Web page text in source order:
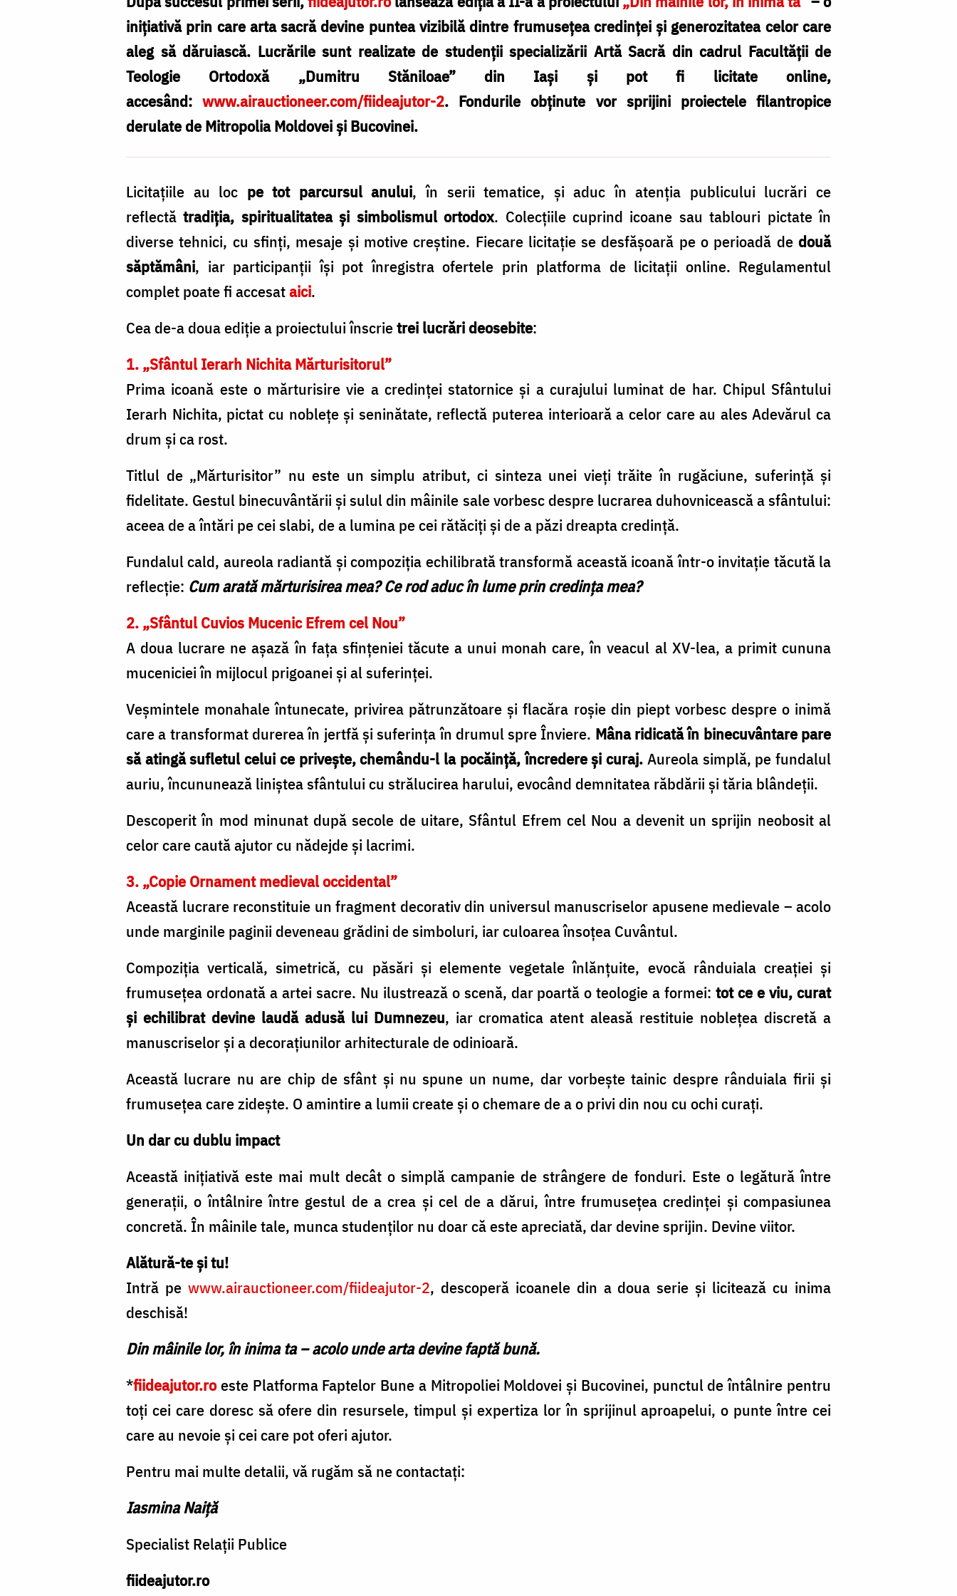
inițiativă prin care arta sacră devine puntea vizibilă dintre frumusețea credinței și generozitatea celor care
aleg să dăruiască. Lucrările sunt realizate de studenții specializării Artă Sacră din cadrul Facultății de
Teologie Ortodoxă „Dumitru Stăniloae” din Iași și pot fi licitate online,
accesând:www.airauctioneer.com/fiideajutor-2. Fondurile obținute vor sprijini proiectele filantropice
derulate de Mitropolia Moldovei și Bucovinei.
Licitațiile au loc pe tot parcursul anului, în serii tematice, și aduc în atenția publicului lucrări ce
reflectătradiția, spiritualitatea și simbolismul ortodox. Colecțiile cuprind icoane sau tablouri pictate în
diverse tehnici, cu sfinți, mesaje și motive creștine. Fiecare licitație se desfășoară pe o perioadă dedouă
săptămâni, iar participanții își pot înregistra ofertele prin platforma de licitații online. Regulamentul
complet poate fi accesataici.
Cea de-a doua ediție a proiectului înscrietrei lucrări deosebite:
1. „Sfântul Ierarh Nichita Mărturisitorul”
Prima icoană este o mărturisire vie a credinței statornice și a curajului luminat de har. Chipul Sfântului
Ierarh Nichita, pictat cu noblețe și seninătate, reflectă puterea interioară a celor care au ales Adevărul ca
drum și ca rost.
Titlul de „Mărturisitor” nu este un simplu atribut, ci sinteza unei vieți trăite în rugăciune, suferință și
fidelitate. Gestul binecuvântării și sulul din mâinile sale vorbesc despre lucrarea duhovnicească a sfântului:
aceea de a întări pe cei slabi, de a lumina pe cei rătăciți și de a păzi dreapta credință.
Fundalul cald, aureola radiantă și compoziția echilibrată transformă această icoană într-o invitație tăcută la
reflecție: Cum arată mărturisirea mea? Ce rod aduc în lume prin credința mea?
2. „Sfântul Cuvios Mucenic Efrem cel Nou”
A doua lucrare ne așază în fața sfințeniei tăcute a unui monah care, în veacul al XV-lea, a primit cununa
muceniciei în mijlocul prigoanei și al suferinței.
Veșmintele monahale întunecate, privirea pătrunzătoare și flacăra roșie din piept vorbesc despre o inimă
care a transformat durerea în jertfă și suferința în drumul spre Înviere. Mâna ridicată în binecuvântare pare
să atingă sufletul celui ce privește, chemându-l la pocăință, încredere și curaj. Aureola simplă, pe fundalul
auriu, încununează liniștea sfântului cu strălucirea harului, evocând demnitatea răbdării și tăria blândeții.
Descoperit în mod minunat după secole de uitare, Sfântul Efrem cel Nou a devenit un sprijin neobosit al
celor care caută ajutor cu nădejde și lacrimi.
3. „Copie Ornament medieval occidental”
Această lucrare reconstituie un fragment decorativ din universul manuscriselor apusene medievale – acolo
unde marginile paginii deveneau grădini de simboluri, iar culoarea însoțea Cuvântul.
Compoziția verticală, simetrică, cu păsări și elemente vegetale înlănțuite, evocă rânduiala creației și
frumusețea ordonată a artei sacre. Nu ilustrează o scenă, dar poartă o teologie a formei:tot ce e viu, curat
și echilibrat devine laudă adusă lui Dumnezeu, iar cromatica atent aleasă restituie noblețea discretă a
manuscriselor și a decorațiunilor arhitecturale de odinioară.
Această lucrare nu are chip de sfânt și nu spune un nume, dar vorbește tainic despre rânduiala firii și
frumusețea care zidește. O amintire a lumii create și o chemare de a o privi din nou cu ochi curați.
Un dar cu dublu impact
Această inițiativă este mai mult decât o simplă campanie de strângere de fonduri. Este o legătură între
generații, o întâlnire între gestul de a crea și cel de a dărui, între frumusețea credinței și compasiunea
concretă. În mâinile tale, munca studenților nu doar că este apreciată, dar devine sprijin. Devine viitor.
Alătură-te și tu!
Intră pe www.airauctioneer.com/fiideajutor-2, descoperă icoanele din a doua serie și licitează cu inima
deschisă!
Din mâinile lor, în inima ta – acolo unde arta devine faptă bună.
*fiideajutor.roeste Platforma Faptelor Bune a Mitropoliei Moldovei și Bucovinei, punctul de întâlnire pentru
toți cei care doresc să ofere din resursele, timpul și expertiza lor în sprijinul aproapelui, o punte între cei
care au nevoie și cei care pot oferi ajutor.
Pentru mai multe detalii, vă rugăm să ne contactați:
Iasmina Naiță
Specialist Relații Publice
fiideajutor.ro